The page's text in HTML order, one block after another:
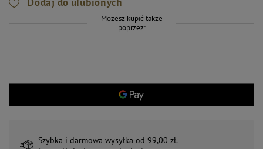
Dodaj do ulubionych
Możesz kupić także
poprzez:
Szybka i darmowa wysyłka od 99,00 zł.